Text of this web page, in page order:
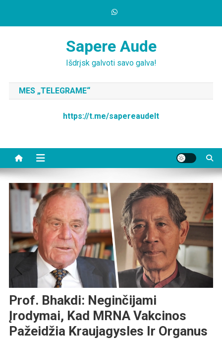
Sapere Aude
Išdrįsk galvoti savo galva!
MES „TELEGRAME“
https://t.me/sapereaudelt
Prof. Bhakdi: Neginčijami
Įrodymai, Kad MRNA Vakcinos
Pažeidžia Kraujagysles Ir Organus